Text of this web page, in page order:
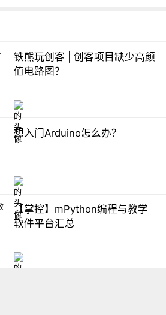
铁熊玩创客 | 创客项目缺少高颜
值电路图？
想入门Arduino怎么办？
【掌控】mPython编程与教学
软件平台汇总